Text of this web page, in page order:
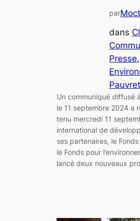
par
dans
Presse
Un communiqué diffusé
le 11 septembre 2024 a
tenu mercredi 11
international de
ses partenaires, le
le Fonds pour
lancé deux nouveaux